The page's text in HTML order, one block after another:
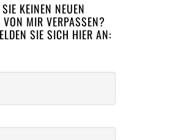
KEINEN NEUEN
VON MIR VERPASSEN?
SIE SICH HIER AN: